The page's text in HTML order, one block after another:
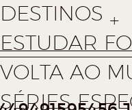
DESTINOS
ESTUDAR
VOLTA AO
SÉRIES